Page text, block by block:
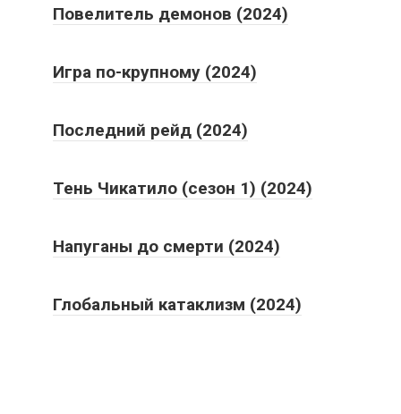
Повелитель демонов (2024)
Игра по-крупному (2024)
Последний рейд (2024)
Тень Чикатило (сезон 1) (2024)
Напуганы до смерти (2024)
Глобальный катаклизм (2024)